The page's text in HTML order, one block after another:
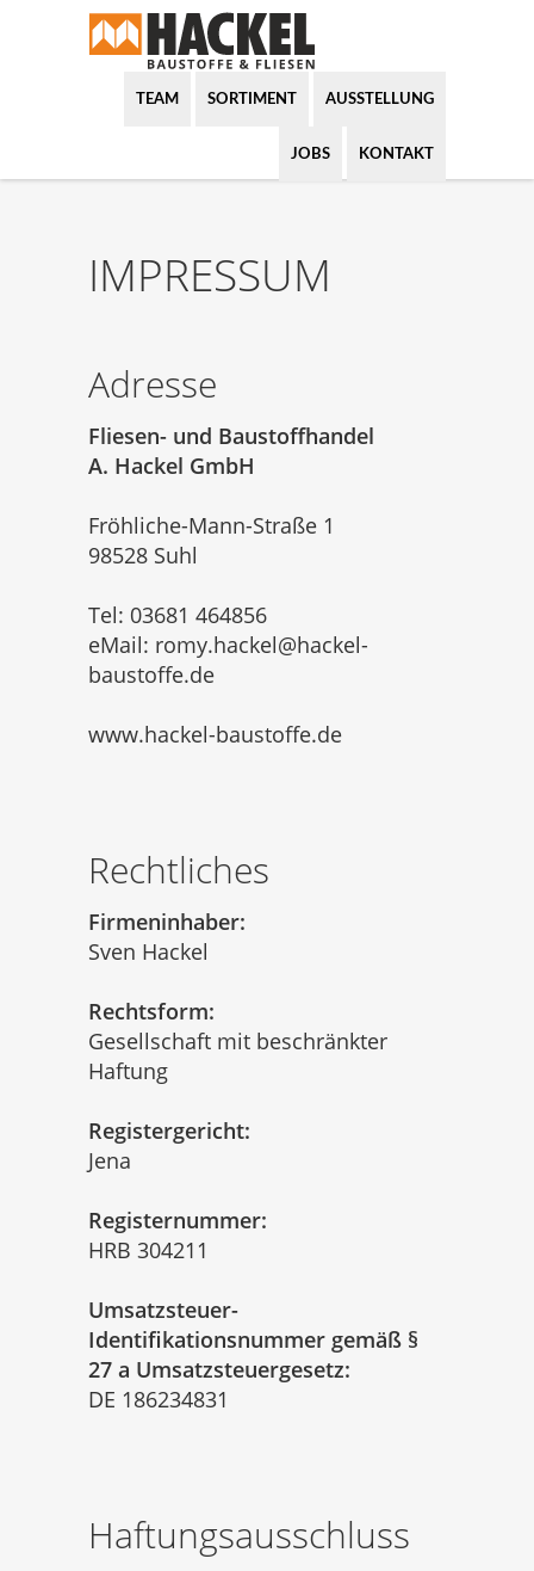
TEAM SORTIMENT AUSSTELLUNG
JOBS KONTAKT
IMPRESSUM
Adresse
Fliesen- und Baustoffhandel
A. Hackel GmbH
Fröhliche-Mann-Straße 1
98528 Suhl
Tel: 03681 464856
eMail: romy.hackel@hackel-
baustoffe.de
www.hackel-baustoffe.de
Rechtliches
Firmeninhaber:
Sven Hackel
Rechtsform:
Gesellschaft mit beschränkter
Haftung
Registergericht:
Jena
Registernummer:
HRB 304211
Umsatzsteuer-
Identifikationsnummer gemäß §
27 a Umsatzsteuergesetz:
DE 186234831
Haftungsausschluss